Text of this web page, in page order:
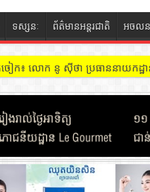
ទស្សនៈ ព័ត៌មានអន្តរជាតិ អចលន
ចៀក ៖ អគារ Sky 31 នៅខណ្ឌទួល